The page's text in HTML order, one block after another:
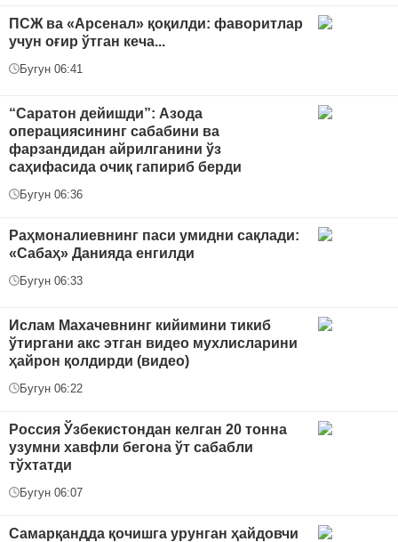
ПСЖ ва «Арсенал» қоқилди: фаворитлар
учун оғир ўтган кеча...
Бугун 06:41
“Саратон дейишди”: Азода
операциясининг сабабини ва
фарзандидан айрилганини ўз
саҳифасида очиқ гапириб берди
Бугун 06:36
Раҳмоналиевнинг паси умидни сақлади:
«Сабаҳ» Данияда енгилди
Бугун 06:33
Ислам Махачевнинг кийимини тикиб
ўтиргани акс этган видео мухлисларини
ҳайрон қолдирди (видео)
Бугун 06:22
Россия Ўзбекистондан келган 20 тонна
узумни хавфли бегона ўт сабабли
тўхтатди
Бугун 06:07
Самарқандда қочишга урунган ҳайдовчи